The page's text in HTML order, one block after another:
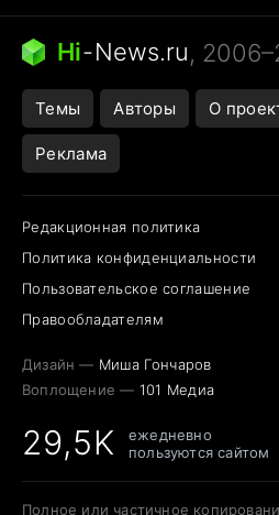
Бензин 100 и 95
Тунцы в
Следующая пандемия
Hi-News.ru,
Темы Авторы О
Реклама
Редакционная политика
Политика конфиденциальности
Пользовательское соглашение
Правообладателям
Дизайн — Миша Гончаров
Воплощение — 101 Медиа
29,5K
ежедневно
пользуются сайтом
Полное или частичное